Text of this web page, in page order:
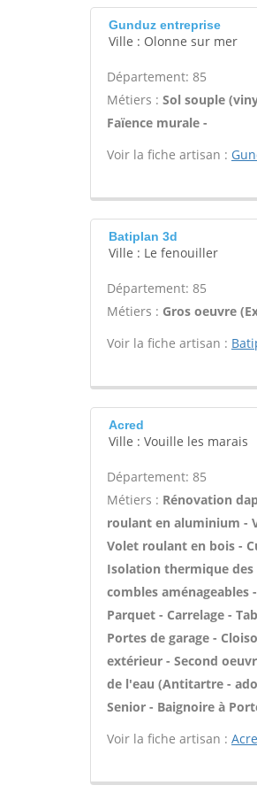
Gunduz entreprise
Ville : Olonne sur mer
Département: 85
Métiers : Sol souple
Faïence murale -
Voir la fiche artisan :
Batiplan 3d
Ville : Le fenouiller
Département: 85
Métiers : Gros oeuvre
Voir la fiche artisan :
Acred
Ville : Vouille les marais
Département: 85
Métiers : Rénovation
roulant en aluminium -
Volet roulant en bois -
Isolation thermique
combles aménageables
Parquet - Carrelage -
Portes de garage -
extérieur - Second
de l'eau (Antitartre -
Senior - Baignoire à
Voir la fiche artisan :